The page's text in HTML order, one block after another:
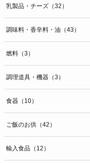
個人情報に関する問合わせ
〒106-0044 東京都港区東
ＦＡＸ：047-401-6847
乳製品・チーズ（32）
調味料・香辛料・油（43）
燃料（3）
調理道具・機器（3）
食器（10）
ご飯のお供（42）
輸入食品（12）